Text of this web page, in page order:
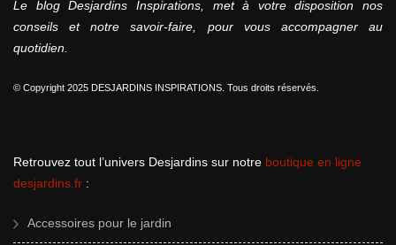
Le blog Desjardins Inspirations, met à votre disposition nos
conseils et notre savoir-faire, pour vous accompagner au
quotidien.
© Copyright 2025 DESJARDINS INSPIRATIONS. Tous droits réservés.
Retrouvez tout l’univers Desjardins sur notre boutique en ligne
desjardins.fr :
Accessoires pour le jardin